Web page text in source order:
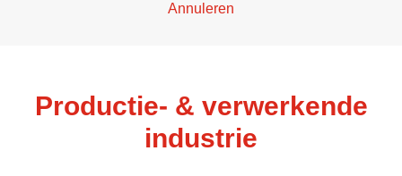
Annuleren
Productie- & verwerkende
industrie